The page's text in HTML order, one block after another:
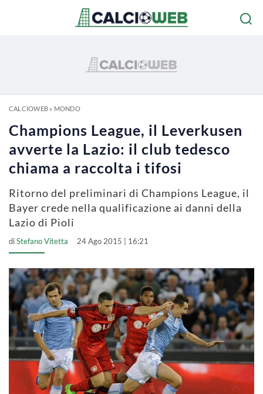
CALCIOWEB» MONDO
Champions League, il Leverkusen
avverte la Lazio: il club tedesco
chiama a raccolta i tifosi
Ritorno del preliminari di Champions League, il
Bayer crede nella qualificazione ai danni della
Lazio di Pioli
diStefano Vitetta 24 Ago 2015 | 16:21